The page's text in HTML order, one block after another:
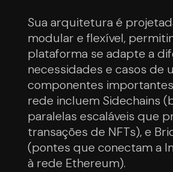
Sua arquitetura é
modular e flexível,
plataforma se adapte a
necessidades e casos de
componentes
rede incluem Sidechains
paralelas escaláveis que
transações de NFTs), e
(pontes que conectam a
à rede Ethereum).